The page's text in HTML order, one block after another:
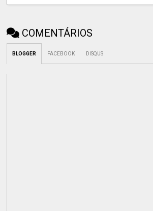
COMENTÁRIOS
BLOGGER FACEBOOK DISQUS